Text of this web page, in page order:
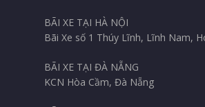
BÃI XE TẠI HÀ NỘI
Bãi Xe số 1 Thúy Lĩnh, Lĩnh Nam,
BÃI XE TẠI ĐÀ NẴNG
KCN Hòa Cầm, Đà Nẵng